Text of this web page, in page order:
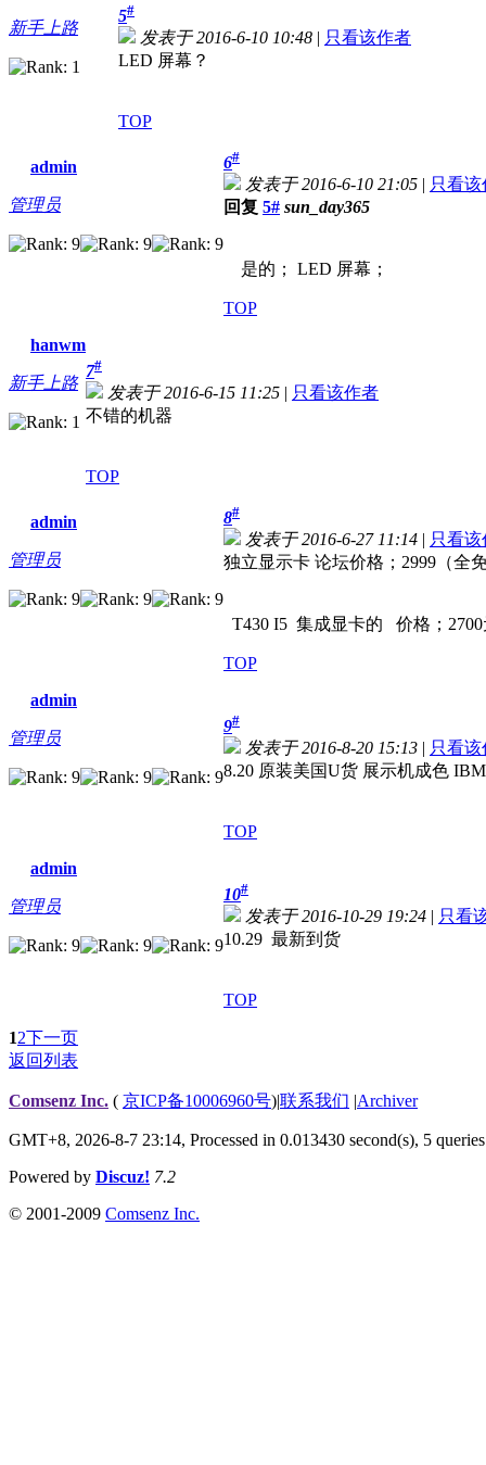
新手上路
5#
发表于 2016-6-10 10:48 | 只看该作者
LED 屏幕？
TOP
admin
管理员
6#
发表于 2016-6-10 21:05 | 只看该
回复 5# sun_day365
是的； LED 屏幕；
TOP
hanwm
新手上路
7#
发表于 2016-6-15 11:25 | 只看该作者
不错的机器
TOP
admin
管理员
8#
发表于 2016-6-27 11:14 | 只看该
独立显示卡 论坛价格；2999（全
T430 I5 集成显卡的 价格；2700
TOP
admin
管理员
9#
发表于 2016-8-20 15:13 | 只看该
8.20 原装美国U货 展示机成色
TOP
admin
管理员
10#
发表于 2016-10-29 19:24 | 只看
10.29 最新到货
TOP
12下一页
返回列表
Comsenz Inc. ( 京ICP备10006960号)|联系我们 |Archiver
GMT+8, 2026-8-7 23:14, Processed in 0.013430 second(s), 5 queries
Powered by Discuz! 7.2
© 2001-2009 Comsenz Inc.